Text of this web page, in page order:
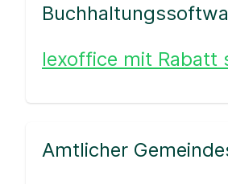
lexoffice mit Rabatt
Amtlicher